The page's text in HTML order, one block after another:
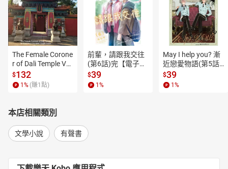
The Female Corone
r of Dali Temple Vo
l.6【有聲書】
$132
1 % (賺1 點)
前輩，請跟我交往
(第6話)完【電子
書】
$39
1 %
May I help you? 漸
近戀愛物語(第5話)
【電子書】
$39
1 %
本店相關類別
文學小說 有聲書